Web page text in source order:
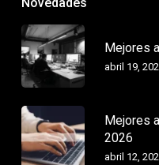
Mejores
abril 19,
Mejores
2026
abril 12,